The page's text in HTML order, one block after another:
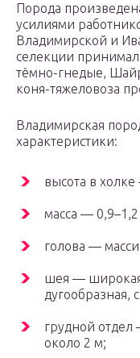
Порода
усилиями
Владимирской и
селекции
тёмно-гнедые,
коня-тяжеловоза
Владимирская
характеристики:
высота в
масса — 0,9–1,2
голова —
шея —
дугообразная,
грудной отдел
около 2 м;